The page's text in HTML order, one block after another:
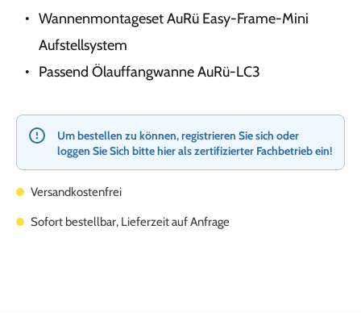
Wannenmontageset AuRü Easy-Frame-Mini
Aufstellsystem
Passend Ölauffangwanne AuRü-LC3
Um bestellen zu können, registrieren Sie sich oder
loggen Sie Sich bitte hier als zertifizierter Fachbetrieb ein!
Versandkostenfrei
Sofort bestellbar, Lieferzeit auf Anfrage